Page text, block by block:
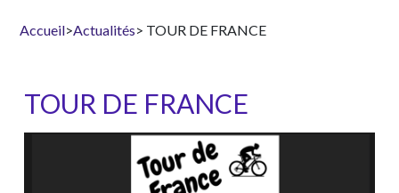
Accueil>Actualités> TOUR DE FRANCE
TOUR DE FRANCE